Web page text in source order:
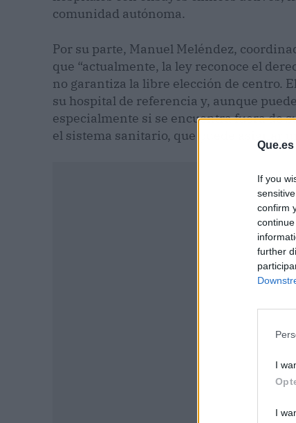
Que.es
If you
confirm
further
I
I
comunidad autónoma.
Por su parte, Manuel Meléndez,
que “actualmente, la ley reconoce el
no garantiza la libre elección de centro.
su hospital de referencia y, aunque
especialmente si se encuentra fuera de
el sistema sanitario, que puede asignar